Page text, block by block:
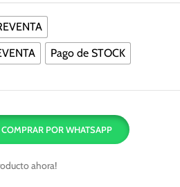
Pago de STOCK
COMPRAR POR WHATSAPP
ahora!